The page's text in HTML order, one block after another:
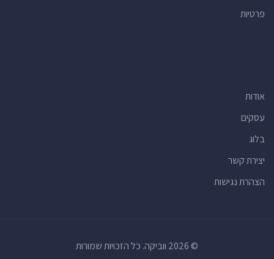
פרטיות
אודות
עסקים
בלוג
יצירת קשר
הצהרת נגישות
© 2026 ווביקה. כל הזכויות שמורות